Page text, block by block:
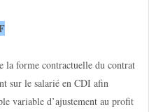
la forme contractuelle du contrat
sur le salarié en CDI afin
variable d’ajustement au profit